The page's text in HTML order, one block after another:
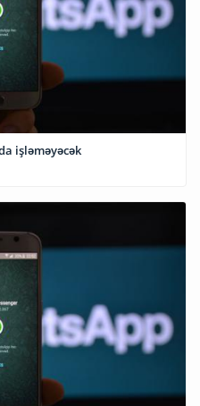
işləməyəcək